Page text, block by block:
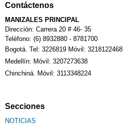
Calendario Tributario
Sudoku
Contáctenos
MANIZALES PRINCIPAL
Dirección: Carrera 20 # 46- 35
Teléfono: (6) 8932880 - 8781700
Bogotá. Tel: 3226819 Móvil: 3218122468
Medellín: Móvil: 3207273638
Chinchiná. Móvil: 3113348224
Secciones
NOTICIAS